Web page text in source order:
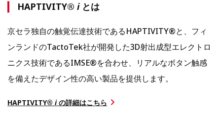
HAPTIVITY®iとは
京セラ独自の触覚伝達技術であるHAPTIVITY®と、フィ
ンランドのTactoTek社が開発した3D射出成型エレクトロ
ニクス技術であるIMSE®を合わせ、リアルなボタン触感
を備えたデザイン性の高い製品を提供します。
HAPTIVITY®iの詳細はこちら